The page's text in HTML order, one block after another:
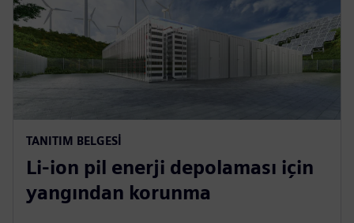
TANITIM BELGESI
Li-ion pil enerji depolaması için
yangından korunma